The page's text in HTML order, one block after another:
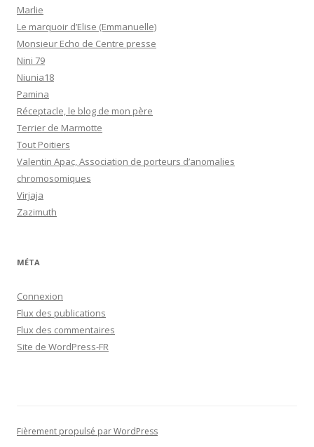
Marlie
Le marquoir d’Elise (Emmanuelle)
Monsieur Echo de Centre presse
Nini 79
Niunia18
Pamina
Réceptacle, le blog de mon père
Terrier de Marmotte
Tout Poitiers
Valentin Apac, Association de porteurs d’anomalies
chromosomiques
Virjaja
Zazimuth
MÉTA
Connexion
Flux des publications
Flux des commentaires
Site de WordPress-FR
Fièrement propulsé par WordPress